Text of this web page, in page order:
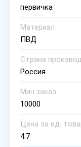
первичка
Материал
ПВД
Страна
Россия
Мин.заказ
10000
Цена за ед.
4.7